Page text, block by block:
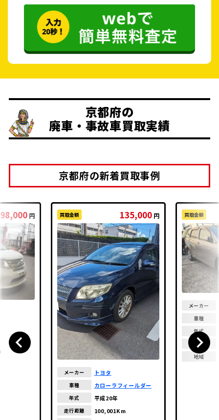
京都府の
廃車・事故車買取実績
京都府の新着買取事例
98,000 円 買取金額 135,000 円
メーカー トヨタ
車種 カローラフィールダー
年式 平成20年
走行距離 100,001Km
買取金額
メーカー
車種
年式
走行距離
地域